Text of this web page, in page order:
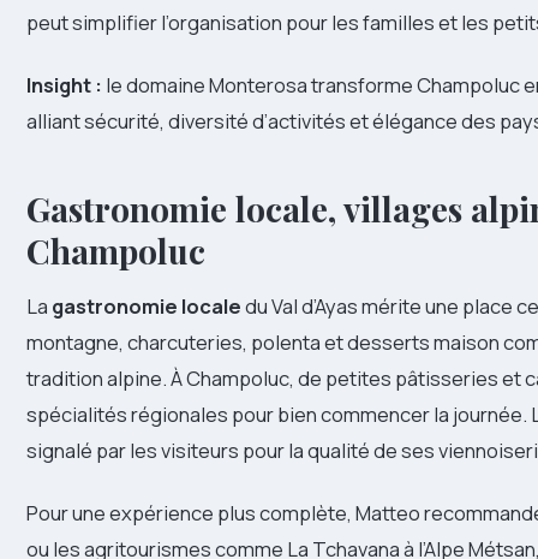
peut simplifier l’organisation pour les familles et les
Insight : le domaine Monterosa transforme Champoluc
alliant sécurité, diversité d’activités et élégance des
Gastronomie locale, villages
Champoluc
La gastronomie localedu Val d’Ayas mérite une place
montagne, charcuteries, polenta et desserts maison
tradition alpine. À Champoluc, de petites pâtisseries et
spécialités régionales pour bien commencer la journée.
signalé par les visiteurs pour la qualité de ses
Pour une expérience plus complète, Matteo
ou les agritourismes comme La Tchavana à l’Alpe